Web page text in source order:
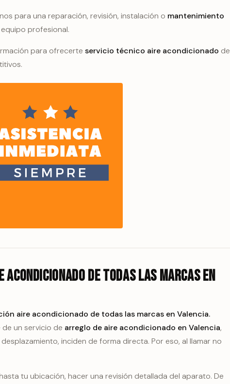
para una reparación, revisión, instalación o mantenimiento
profesional.
para ofrecerte servicio técnico aire acondicionado de
de todas las marcas en
aire acondicionado de todas las marcas en Valencia.
un servicio de arreglo de aire acondicionado en Valencia,
inciden de forma directa. Por eso, al llamar no
tu ubicación, hacer una revisión detallada del aparato. De